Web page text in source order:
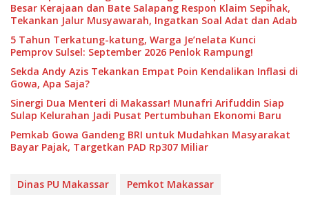
Besar Kerajaan dan Bate Salapang Respon Klaim Sepihak,
Tekankan Jalur Musyawarah, Ingatkan Soal Adat dan Adab
5 Tahun Terkatung-katung, Warga Je’nelata Kunci
Pemprov Sulsel: September 2026 Penlok Rampung!
Sekda Andy Azis Tekankan Empat Poin Kendalikan Inflasi di
Gowa, Apa Saja?
Sinergi Dua Menteri di Makassar! Munafri Arifuddin Siap
Sulap Kelurahan Jadi Pusat Pertumbuhan Ekonomi Baru
Pemkab Gowa Gandeng BRI untuk Mudahkan Masyarakat
Bayar Pajak, Targetkan PAD Rp307 Miliar
Dinas PU Makassar Pemkot Makassar